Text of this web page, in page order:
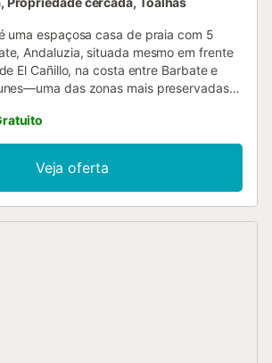
uma espaçosa casa de praia com 5
Andaluzia, situada mesmo em frente
El Cañillo, na costa entre Barbate e
das zonas mais preservadas
villa é ideal para famílias grandes ou
uma escapadinha junto ao mar no
de 5 quartos, 2 casas de banho,
equipada, ar condicionado em toda a
velocidade, TV, máquina de lavar roupa
Veja oferta